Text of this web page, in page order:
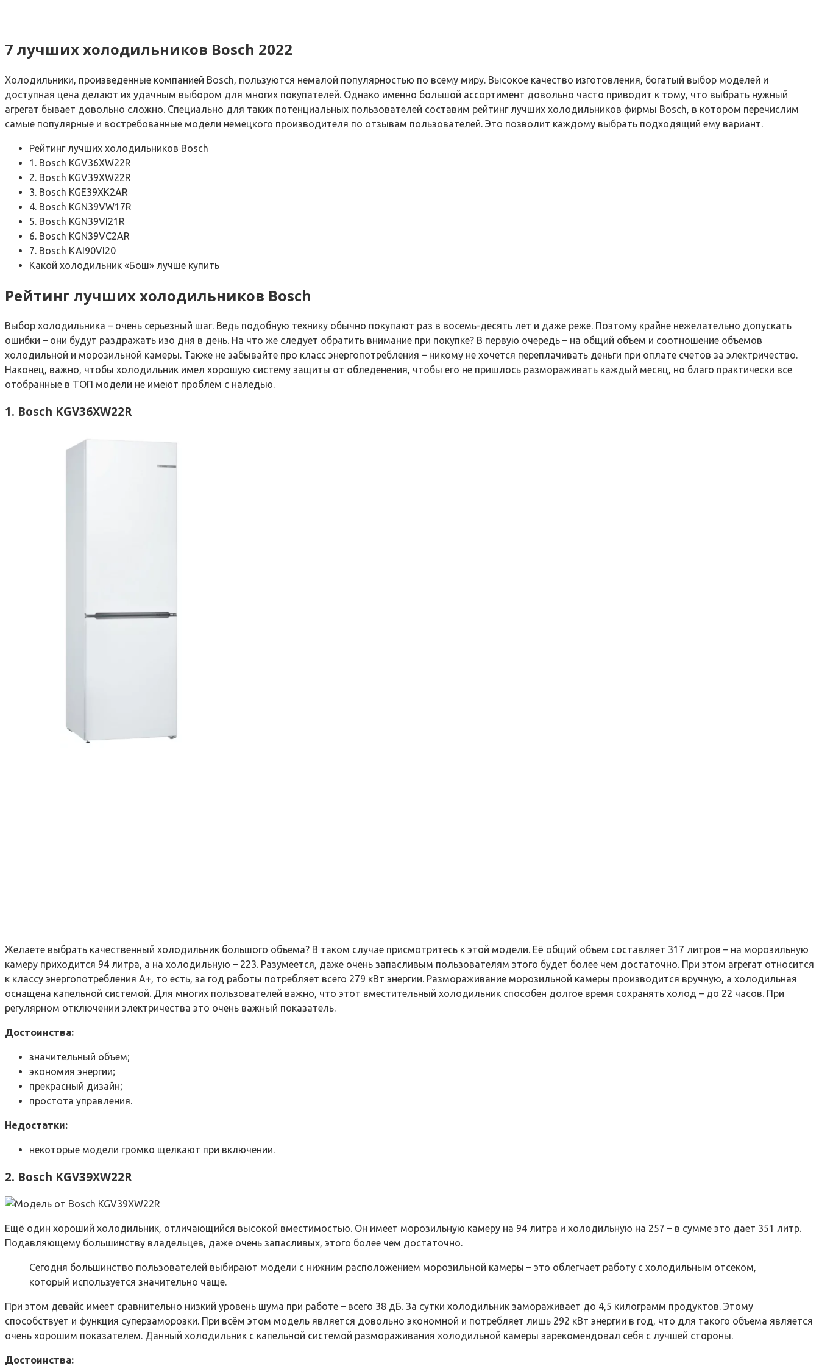
7 лучших холодильников Bosch 2022
Холодильники, произведенные компанией Bosch, пользуются немалой популярностью по всему миру. Высокое качество изготовления, богатый выбор моделей и
доступная цена делают их удачным выбором для многих покупателей. Однако именно большой ассортимент довольно часто приводит к тому, что выбрать нужный
агрегат бывает довольно сложно. Специально для таких потенциальных пользователей составим рейтинг лучших холодильников фирмы Bosch, в котором перечислим
самые популярные и востребованные модели немецкого производителя по отзывам пользователей. Это позволит каждому выбрать подходящий ему вариант.
Рейтинг лучших холодильников Bosch
1. Bosch KGV36XW22R
2. Bosch KGV39XW22R
3. Bosch KGE39XK2AR
4. Bosch KGN39VW17R
5. Bosch KGN39VI21R
6. Bosch KGN39VC2AR
7. Bosch KAI90VI20
Какой холодильник «Бош» лучше купить
Рейтинг лучших холодильников Bosch
Выбор холодильника – очень серьезный шаг. Ведь подобную технику обычно покупают раз в восемь-десять лет и даже реже. Поэтому крайне нежелательно допускать
ошибки – они будут раздражать изо дня в день. На что же следует обратить внимание при покупке? В первую очередь – на общий объем и соотношение объемов
холодильной и морозильной камеры. Также не забывайте про класс энергопотребления – никому не хочется переплачивать деньги при оплате счетов за электричество.
Наконец, важно, чтобы холодильник имел хорошую систему защиты от обледенения, чтобы его не пришлось размораживать каждый месяц, но благо практически все
отобранные в ТОП модели не имеют проблем с наледью.
1. Bosch KGV36XW22R
Желаете выбрать качественный холодильник большого объема? В таком случае присмотритесь к этой модели. Её общий объем составляет 317 литров – на морозильную
камеру приходится 94 литра, а на холодильную – 223. Разумеется, даже очень запасливым пользователям этого будет более чем достаточно. При этом агрегат относится
к классу энергопотребления А+, то есть, за год работы потребляет всего 279 кВт энергии. Размораживание морозильной камеры производится вручную, а холодильная
оснащена капельной системой. Для многих пользователей важно, что этот вместительный холодильник способен долгое время сохранять холод – до 22 часов. При
регулярном отключении электричества это очень важный показатель.
Достоинства:
значительный объем;
экономия энергии;
прекрасный дизайн;
простота управления.
Недостатки:
некоторые модели громко щелкают при включении.
2. Bosch KGV39XW22R
Ещё один хороший холодильник, отличающийся высокой вместимостью. Он имеет морозильную камеру на 94 литра и холодильную на 257 – в сумме это дает 351 литр.
Подавляющему большинству владельцев, даже очень запасливых, этого более чем достаточно.
Сегодня большинство пользователей выбирают модели с нижним расположением морозильной камеры – это облегчает работу с холодильным отсеком,
который используется значительно чаще.
При этом девайс имеет сравнительно низкий уровень шума при работе – всего 38 дБ. За сутки холодильник замораживает до 4,5 килограмм продуктов. Этому
способствует и функция суперзаморозки. При всём этом модель является довольно экономной и потребляет лишь 292 кВт энергии в год, что для такого объема является
очень хорошим показателем. Данный холодильник с капельной системой размораживания холодильной камеры зарекомендовал себя с лучшей стороны.
Достоинства: